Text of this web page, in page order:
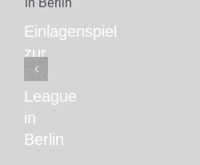
Einlagenspiel
zur
Pro
League
in
Berlin